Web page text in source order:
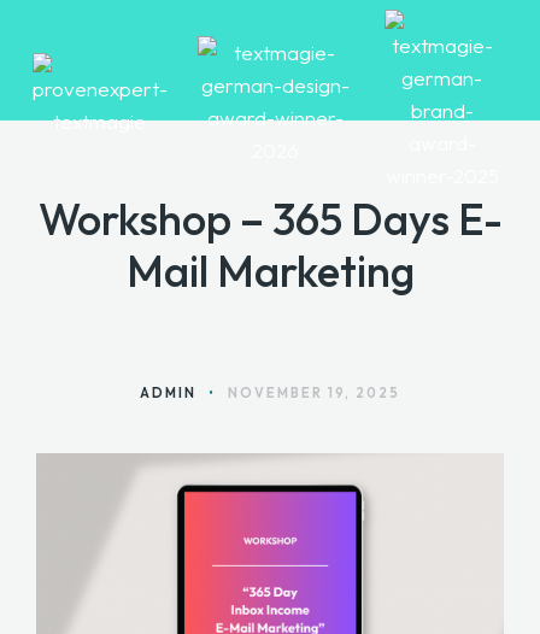
HOME
ANGEBOTE
Workshop – 365 Days E-
Mail Marketing
ADMIN • NOVEMBER 19, 2025